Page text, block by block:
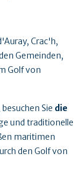
Crac'h,
Gemeinden,
Golf von
Sie die
und traditionelle
maritimen
den Golf von